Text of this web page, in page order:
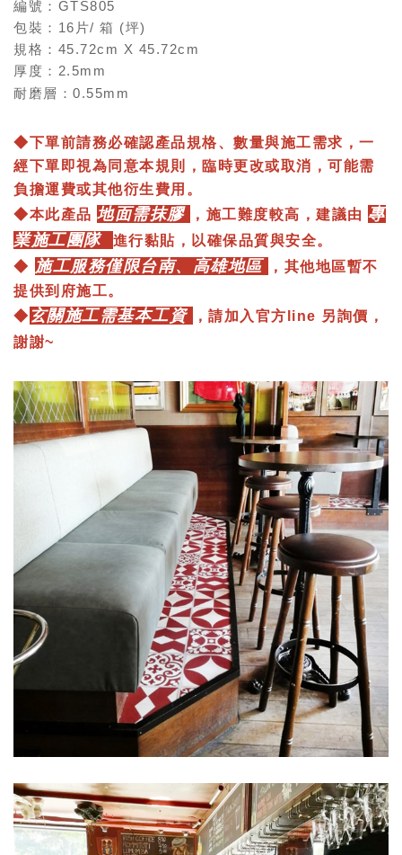
編號：GTS805
包裝：16片/ 箱 (坪)
規格：45.72cm X 45.72cm
厚度：2.5mm
耐磨層：0.55mm
◆下單前請務必確認產品規格、數量與施工需求，一
經下單即視為同意本規則，臨時更改或取消，可能需
負擔運費或其他衍生費用。
◆本此產品 地面需抹膠 ，施工難度較高，建議由 專
業施工團隊
進行黏貼，以確保品質與安全。
◆ 施工服務僅限台南、高雄地區
，其他地區暫不
提供到府施工。
◆ 玄關施工需基本工資 ， 請加入 官方line 另詢價 ，
謝謝~